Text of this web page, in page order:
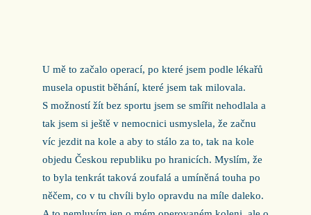
U mě to začalo operací, po které jsem podle lékařů
musela opustit běhání, které jsem tak milovala.
S možností žít bez sportu jsem se smířit nehodlala a
tak jsem si ještě v nemocnici usmyslela, že začnu
víc jezdit na kole a aby to stálo za to, tak na kole
objedu Českou republiku po hranicích. Myslím, že
to byla tenkrát taková zoufalá a umíněná touha po
něčem, co v tu chvíli bylo opravdu na míle daleko.